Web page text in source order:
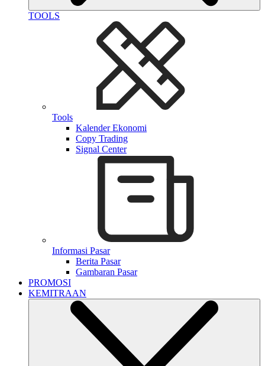
TOOLS
Tools
Kalender Ekonomi
Copy Trading
Signal Center
Informasi Pasar
Berita Pasar
Gambaran Pasar
PROMOSI
KEMITRAAN